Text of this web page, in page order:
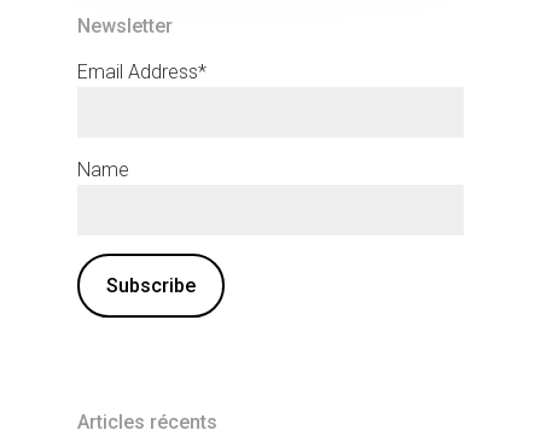
Newsletter
Email Address*
Name
Articles récents